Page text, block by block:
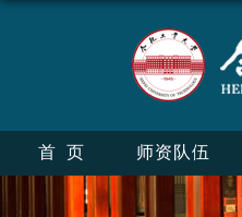
首页 师资队伍